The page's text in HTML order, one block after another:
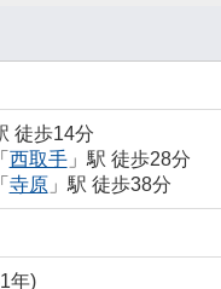
徒歩14分
「 西取手」駅 徒歩28分
「 寺原」駅 徒歩38分
年)